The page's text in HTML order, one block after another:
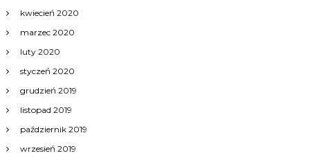
kwiecień 2020
marzec 2020
luty 2020
styczeń 2020
grudzień 2019
listopad 2019
październik 2019
wrzesień 2019